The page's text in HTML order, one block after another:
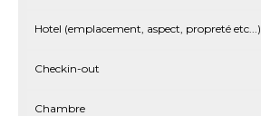
Hotel (emplacement, aspect, propreté etc...)
Checkin-out
Chambre